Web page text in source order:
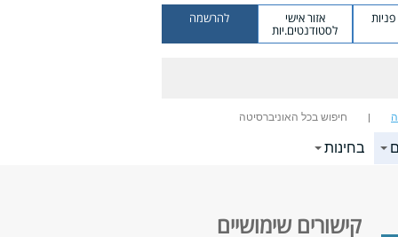
אזור אישי
לסטודנטים.יות
להרשמה
חיפוש בכל האוניברסיטה
בחינות
קישורים שימושיים